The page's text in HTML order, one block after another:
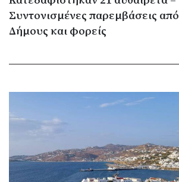
Συντονισμένες παρεμβάσεις από
Δήμους και φορείς